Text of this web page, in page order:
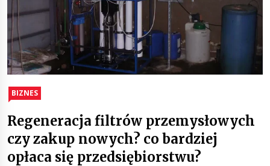
BIZNES
Regeneracja filtrów przemysłowych
czy zakup nowych? co bardziej
opłaca się przedsiębiorstwu?